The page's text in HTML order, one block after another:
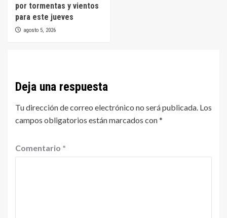
por tormentas y vientos
para este jueves
agosto 5, 2026
Deja una respuesta
Tu dirección de correo electrónico no será publicada. Los
campos obligatorios están marcados con*
Comentario *